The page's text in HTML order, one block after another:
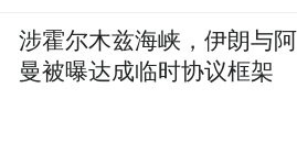
涉霍尔木兹海峡，伊朗与阿
曼被曝达成临时协议框架